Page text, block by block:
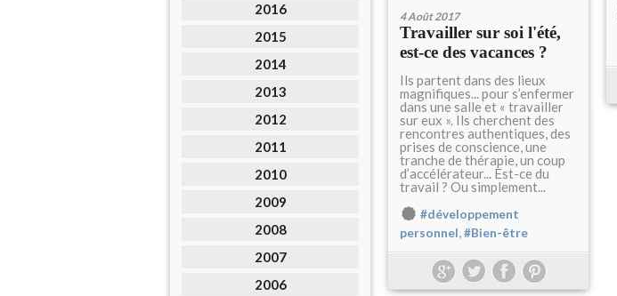
2016
2015
2014
2013
2012
2011
2010
2009
2008
2007
2006
4 Août 2017
Travailler sur soi l'été,
est-ce des vacances ?
Ils partent dans des lieux
magnifiques... pour s’enfermer
dans une salle et « travailler
sur eux ». Ils cherchent des
rencontres authentiques, des
prises de conscience, une
tranche de thérapie, un coup
d’accélérateur... Est-ce du
travail ? Ou simplement...
#développement
personnel,#Bien-être